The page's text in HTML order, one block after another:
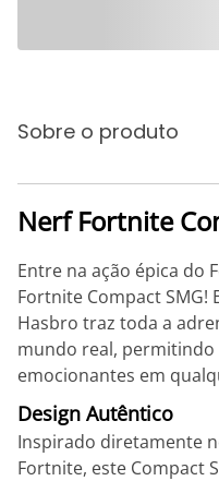
Sobre o produto
Nerf Fortnite
Entre na ação épica do
Fortnite Compact
Hasbro traz toda a
mundo real, permitindo
emocionantes em
Design Autêntico
Inspirado diretamente
Fortnite, este Compact